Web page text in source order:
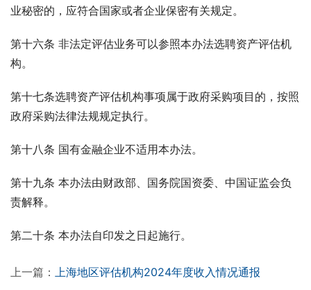
业秘密的，应符合国家或者企业保密有关规定。
第十六条 非法定评估业务可以参照本办法选聘资产评估机
构。
第十七条选聘资产评估机构事项属于政府采购项目的，按照
政府采购法律法规规定执行。
第十八条 国有金融企业不适用本办法。
第十九条 本办法由财政部、国务院国资委、中国证监会负
责解释。
第二十条 本办法自印发之日起施行。
上一篇： 上海地区评估机构2024年度收入情况通报